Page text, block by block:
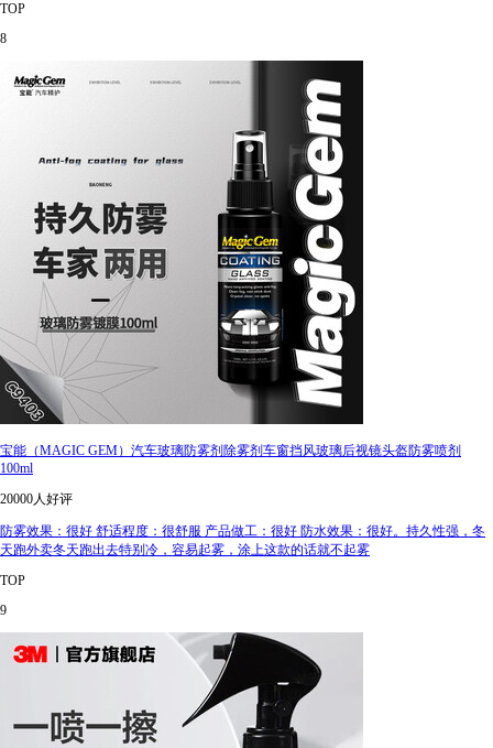
TOP
8
宝能（MAGIC GEM）汽车玻璃防雾剂除雾剂车窗挡风玻璃后视镜头盔防雾喷剂
100ml
20000人好评
防雾效果：很好 舒适程度：很舒服 产品做工：很好 防水效果：很好。持久性强，冬
天跑外卖冬天跑出去特别冷，容易起雾，涂上这款的话就不起雾
TOP
9